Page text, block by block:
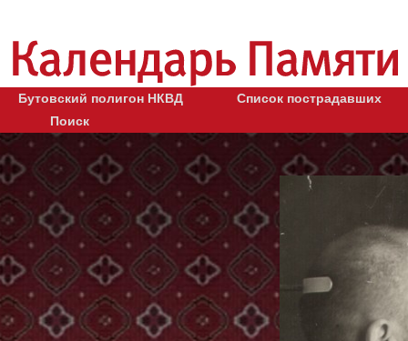
Бутовский полигон НКВД
Список пострадавших
Поиск